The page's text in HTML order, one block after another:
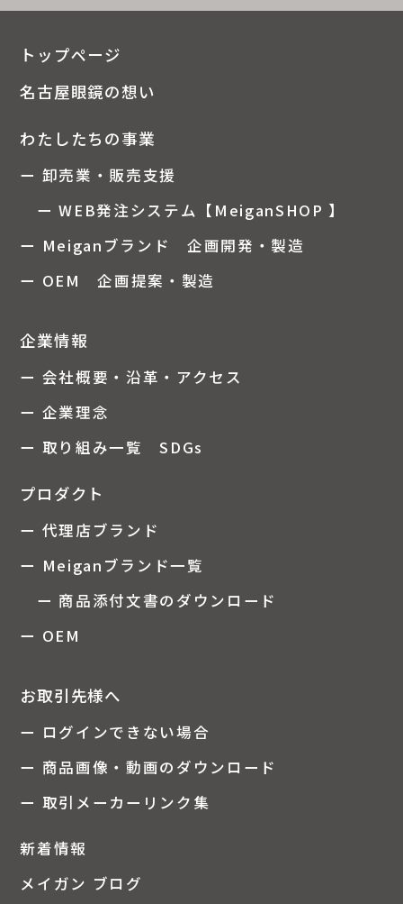
トップページ
名古屋眼鏡の想い
わたしたちの事業
ー 卸売業・販売支援
ー WEB発注システム【MeiganSHOP 】
ー Meiganブランド 企画開発・製造
ー OEM 企画提案・製造
企業情報
ー 会社概要・沿革・アクセス
ー 企業理念
ー 取り組み一覧 SDGs
プロダクト
ー 代理店ブランド
ー Meiganブランド一覧
ー 商品添付文書のダウンロード
ー OEM
お取引先様へ
ー ログインできない場合
ー 商品画像・動画のダウンロード
ー 取引メーカーリンク集
新着情報
メイガン ブログ